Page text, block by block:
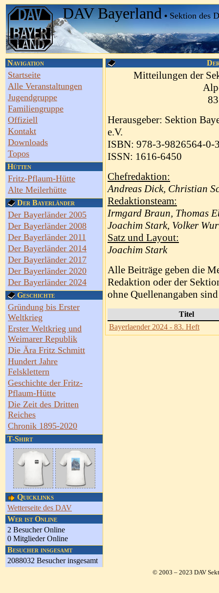
DAV Bayerland • Sektion des
Navigation
Startseite
Alle Veranstaltungen
Jugendgruppe
Familiengruppe
Offiziell
Kontakt
Downloads
Topos
Hütten
Fritz-Pflaum-Hütte
Alte Meilerhütte
Der Bayerländer
Der Bayerländer 2005
Der Bayerländer 2008
Der Bayerländer 2011
Der Bayerländer 2014
Der Bayerländer 2017
Der Bayerländer 2020
Der Bayerländer 2024
Geschichte
Gründung bis Erster
Weltkrieg
Erster Weltkrieg und
Weimarer Republik
Die Ära Fritz Schmitt
Hundert Jahre
Felsklettern
Geschichte der Fritz-
Pflaum-Hütte
Die Zeit des Dritten
Reiches
Chronik 1895-2020
T-Shirt
Quicklinks
Wetterseite des DAV
Wer ist Online
2 Besucher Online
0 Mitglieder Online
Besucher insgesamt
2088032 Besucher insgesamt
Mitteilungen der
Herausgeber: Sektion
e.V.
ISBN: 978-3-9826564-0-
ISSN: 1616-6450
Chefredaktion:
Andreas Dick, Christian
Redaktionsteam:
Irmgard Braun, Thomas
Joachim Stark, Volker
Satz und Layout:
Joachim Stark
Alle Beiträge geben die
Redaktion oder der
ohne Quellenangaben
Titel
Bayerlaender 2024 - 83. Heft
© 2003 – 2023 DAV